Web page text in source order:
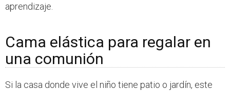
aprendizaje.
Cama elástica para regalar en
una comunión
Si la casa donde vive el niño tiene patio o jardín, este